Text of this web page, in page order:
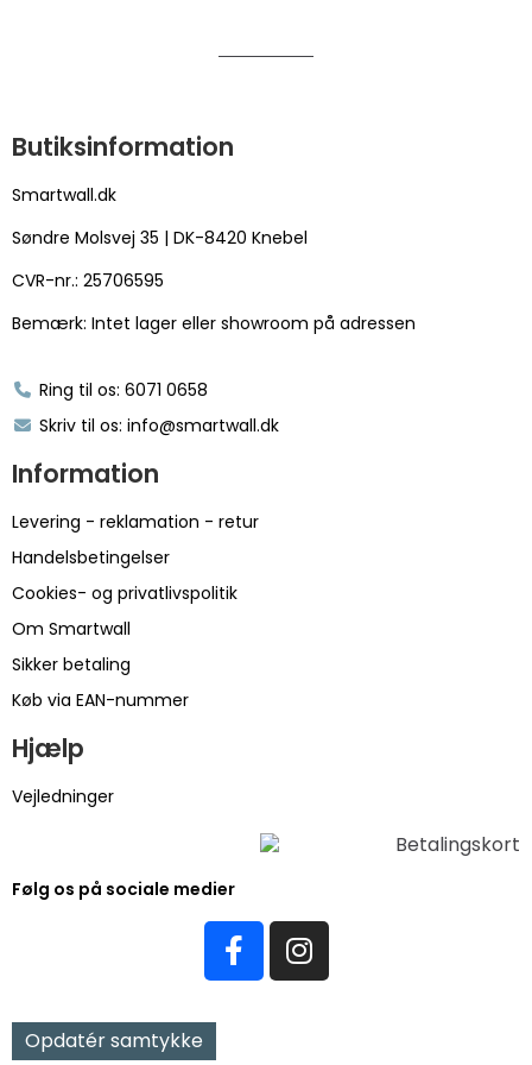
Butiksinformation
Smartwall.dk
Søndre Molsvej 35 | DK-8420 Knebel
CVR-nr.: 25706595
Bemærk: Intet lager eller showroom på adressen
Ring til os: 6071 0658
Skriv til os: info@smartwall.dk
Information
Levering - reklamation - retur
Handelsbetingelser
Cookies- og privatlivspolitik
Om Smartwall
Sikker betaling
Køb via EAN-nummer
Hjælp
Vejledninger
Følg os på sociale medier
Opdatér samtykke